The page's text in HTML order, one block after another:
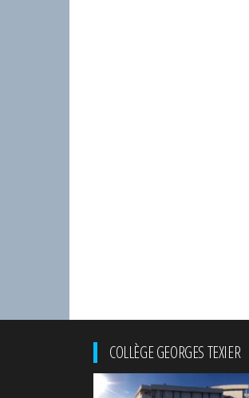
COLLÈGE GEORGES TEXIER